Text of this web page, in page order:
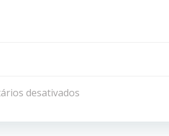
de
Post
desativados